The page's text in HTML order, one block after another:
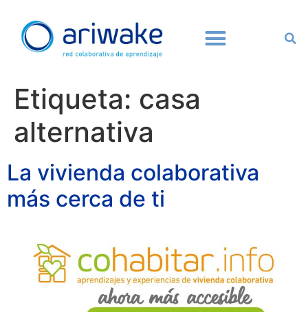
Etiqueta: casa
alternativa
La vivienda colaborativa
más cerca de ti